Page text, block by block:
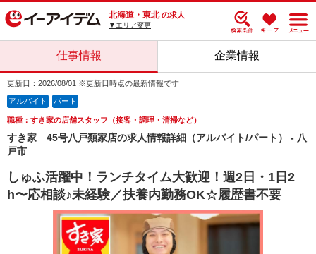
北海道・東北 の求人
▼エリア変更
仕事情報 企業情報
更新日：2026/08/01 ※更新日時点の最新情報です
アルバイト パート
職種：すき家の店舗スタッフ（接客・調理・清掃など）
すき家 45号八戸類家店の求人情報詳細（アルバイト/パート） - 八
戸市
しゅふ活躍中！ランチタイム大歓迎！週2日・1日2
h〜応相談♪未経験／扶養内勤務OK☆履歴書不要